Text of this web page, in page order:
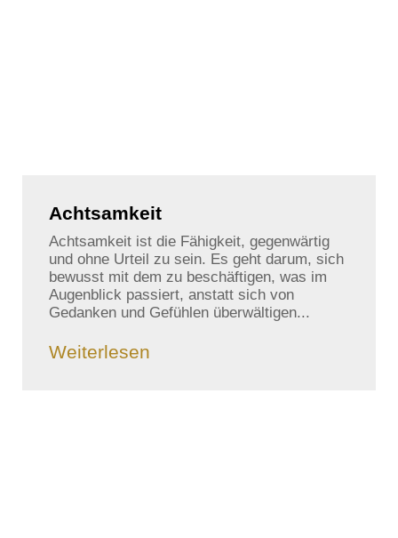
Achtsamkeit
Achtsamkeit ist die Fähigkeit, gegenwärtig
und ohne Urteil zu sein. Es geht darum, sich
bewusst mit dem zu beschäftigen, was im
Augenblick passiert, anstatt sich von
Gedanken und Gefühlen überwältigen...
Weiterlesen